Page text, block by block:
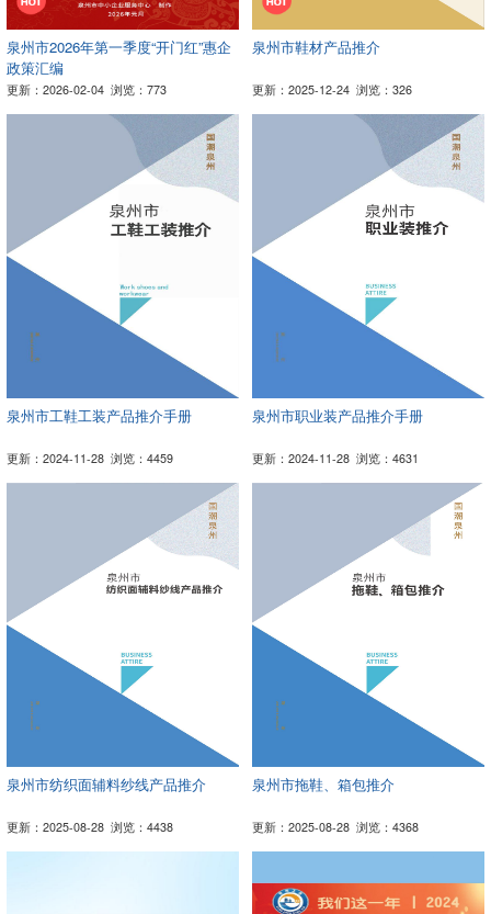
泉州市2026年第一季度“开门红”惠企
政策汇编
更新：2026-02-04 浏览：773
泉州市鞋材产品推介
更新：2025-12-24 浏览：326
泉州市工鞋工装产品推介手册
更新：2024-11-28 浏览：4459
泉州市职业装产品推介手册
更新：2024-11-28 浏览：4631
泉州市纺织面辅料纱线产品推介
更新：2025-08-28 浏览：4438
泉州市拖鞋、箱包推介
更新：2025-08-28 浏览：4368